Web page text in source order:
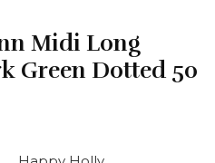
Midi Long
Green Dotted 50